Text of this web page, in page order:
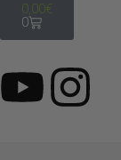
0,00€
0